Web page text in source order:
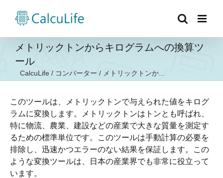
メトリックトンからキログラムへの換算ツ
ール
CalcuLife / コンバーター / メトリックトンか...
このツールは、メトリックトンで与えられた値をキログ
ラムに変換します。メトリックトンはトンとも呼ばれ、
特に物流、農業、建設などの産業で大きな質量を測定す
るための標準単位です。このツールは手動計算の必要を
排除し、迅速かつエラーのない結果を保証します。この
ような変換ツールは、日本の産業界でも非常に役立って
います。